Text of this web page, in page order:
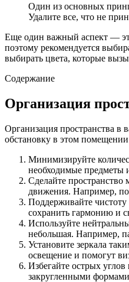
Один из основных
Удалите все, что не
Еще один важный аспект —
поэтому рекомендуется
выбирать цвета, которые
Содержание
Организация
Организация пространства в
обстановку в этом
Минимизируйте
необходимые предметы
Сделайте
движения. Например,
Поддерживайте
сохранить гармонию и
Используйте
небольшая. Например,
Установите зеркала
освещение и помогут
Избегайте острых
закругленными